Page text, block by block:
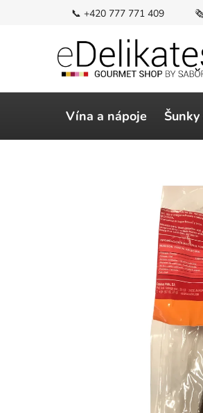
📞 +420 777 771 409 🗞️
Vína a nápoje